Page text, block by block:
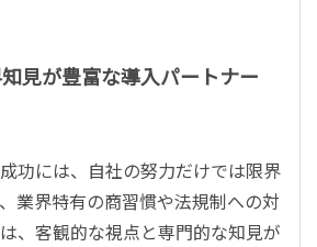
見が豊富な導入パートナー
功には、自社の努力だけでは限界
業界特有の商習慣や法規制への対
、客観的な視点と専門的な知見が